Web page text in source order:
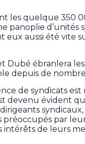
les quelque 350
panoplie d’unités
eux aussi été vite
Dubé ébranlera
depuis de
de syndicats est
devenu évident
par
intérêts de leurs